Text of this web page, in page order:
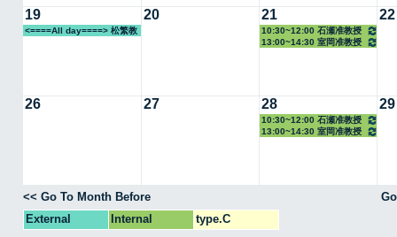
19
<====All day====> 松繁教
20 21
10:30~12:00 石瀬准教授
13:00~14:30 室岡准教授
22
26 27 28
10:30~12:00 石瀬准教授
13:00~14:30 室岡准教授
29
<< Go To Month Before
External
Internal type.C